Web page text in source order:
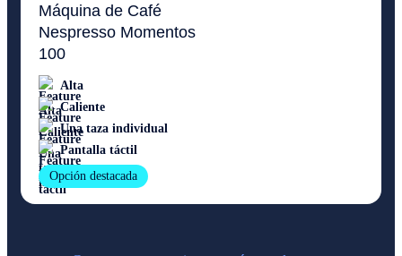
Máquina de Café
Nespresso Momentos
100
Alta
Caliente
Una taza individual
Pantalla táctil
Opción destacada